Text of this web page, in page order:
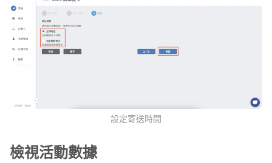
設定寄送時間
檢視活動數據